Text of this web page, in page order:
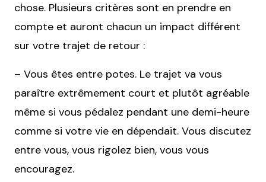
chose. Plusieurs critères sont en prendre en
compte et auront chacun un impact différent
sur votre trajet de retour :
– Vous êtes entre potes. Le trajet va vous
paraître extrêmement court et plutôt agréable
même si vous pédalez pendant une demi-heure
comme si votre vie en dépendait. Vous discutez
entre vous, vous rigolez bien, vous vous
encouragez.